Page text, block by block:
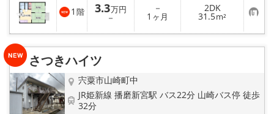
1 階 3.3万円
－
－
1 ヶ月
2DK
31.5m² お
気
に
り
さつきハイツ
宍粟市山崎町中
JR姫新線 播磨新宮駅 バス22分 山崎バス停 徒歩
32分